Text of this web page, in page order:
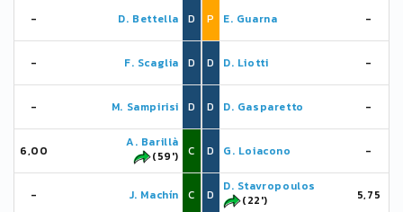
- D. Bettella D
- F. Scaglia D
- M. Sampirisi D
6,00
A. Barillà
(59')
C
- J. Machín C
P E. Guarna -
D D. Liotti -
D D. Gasparetto -
D G. Loiacono -
D
D. Stavropoulos
(22')
5,75